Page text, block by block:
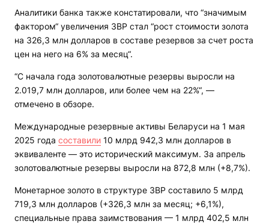
Аналитики банка также констатировали, что “значимым
фактором“ увеличения ЗВР стал “рост стоимости золота
на 326,3 млн долларов в составе резервов за счет роста
цен на него на 6% за месяц“.
“С начала года золотовалютные резервы выросли на
2.019,7 млн долларов, или более чем на 22%“, —
отмечено в обзоре.
Международные резервные активы Беларуси на 1 мая
2025 года составили 10 млрд 942,3 млн долларов в
эквиваленте — это исторический максимум. За апрель
золотовалютные резервы выросли на 872,8 млн (+8,7%).
Монетарное золото в структуре ЗВР составило 5 млрд
719,3 млн долларов (+326,3 млн за месяц; +6,1%),
специальные права заимствования — 1 млрд 402,5 млн